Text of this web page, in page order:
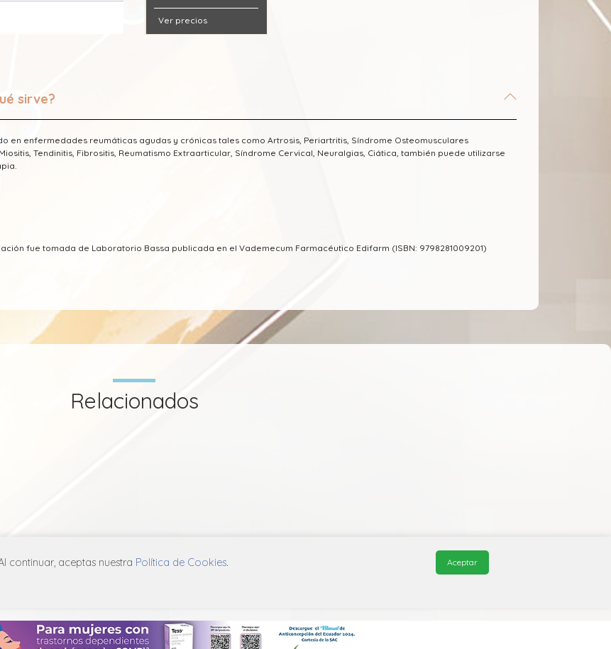
Ver precios
sirve?
en enfermedades reumáticas agudas y crónicas tales como Artrosis, Periartritis, Síndrome Osteomusculares
Tendinitis, Fibrositis, Reumatismo Extraarticular, Síndrome Cervical, Neuralgias, Ciática, también puede utilizarse
fue tomada de Laboratorio Bassa publicada en el Vademecum Farmacéutico Edifarm (ISBN: 9798281009201)
Relacionados
continuar, aceptas nuestra Política de Cookies. Aceptar